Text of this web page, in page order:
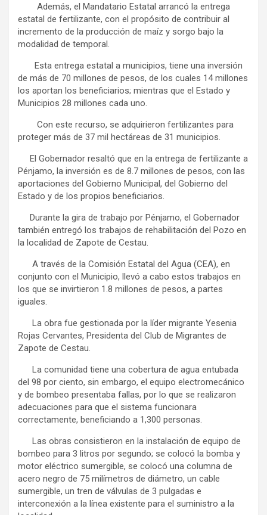
Además, el Mandatario Estatal arrancó la entrega
estatal de fertilizante, con el propósito de contribuir al
incremento de la producción de maíz y sorgo bajo la
modalidad de temporal.
Esta entrega estatal a municipios, tiene una inversión
de más de 70 millones de pesos, de los cuales 14 millones
los aportan los beneficiarios; mientras que el Estado y
Municipios 28 millones cada uno.
Con este recurso, se adquirieron fertilizantes para
proteger más de 37 mil hectáreas de 31 municipios.
El Gobernador resaltó que en la entrega de fertilizante a
Pénjamo, la inversión es de 8.7 millones de pesos, con las
aportaciones del Gobierno Municipal, del Gobierno del
Estado y de los propios beneficiarios.
Durante la gira de trabajo por Pénjamo, el Gobernador
también entregó los trabajos de rehabilitación del Pozo en
la localidad de Zapote de Cestau.
A través de la Comisión Estatal del Agua (CEA), en
conjunto con el Municipio, llevó a cabo estos trabajos en
los que se invirtieron 1.8 millones de pesos, a partes
iguales.
La obra fue gestionada por la líder migrante Yesenia
Rojas Cervantes, Presidenta del Club de Migrantes de
Zapote de Cestau.
La comunidad tiene una cobertura de agua entubada
del 98 por ciento, sin embargo, el equipo electromecánico
y de bombeo presentaba fallas, por lo que se realizaron
adecuaciones para que el sistema funcionara
correctamente, beneficiando a 1,300 personas.
Las obras consistieron en la instalación de equipo de
bombeo para 3 litros por segundo; se colocó la bomba y
motor eléctrico sumergible, se colocó una columna de
acero negro de 75 milímetros de diámetro, un cable
sumergible, un tren de válvulas de 3 pulgadas e
interconexión a la línea existente para el suministro a la